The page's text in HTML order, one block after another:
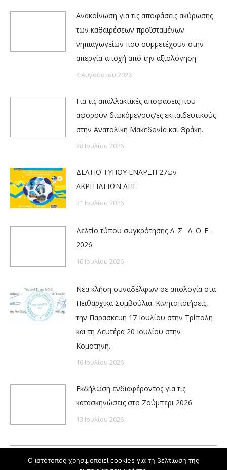
Ανακοίνωση για τις αποφάσεις ακύρωσης
των καθαιρέσεων προϊσταμένων
νηπιαγωγείων που συμμετέχουν στην
απεργία-αποχή από την αξιολόγηση
4 Αυγούστου 2026
Για τις απαλλακτικές αποφάσεις που
αφορούν διωκόμενους/ες εκπαιδευτικούς
στην Ανατολική Μακεδονία και Θράκη.
28 Ιουλίου 2026
ΔΕΛΤΙΟ ΤΥΠΟΥ ΕΝΑΡΞΗ 27ων
ΑΚΡΙΤΙΔΕΙΩΝ ΑΠΕ
21 Ιουλίου 2026
Δελτίο τύπου συγκρότησης Δ_Σ_ Δ_Ο_Ε_
2026
16 Ιουλίου 2026
Νέα κλήση συναδέλφων σε απολογία στα
Πειθαρχικά Συμβούλια. Κινητοποιήσεις,
την Παρασκευή 17 Ιουλίου στην Τρίπολη
και τη Δευτέρα 20 Ιουλίου στην
Κομοτηνή.
16 Ιουλίου 2026
Εκδήλωση ενδιαφέροντος για τις
κατασκηνώσεις στο Ζούμπερι 2026
13 Ιουλίου 2026
Ο ιστότοπος χρησιμοποιεί cookies για τη βελτίωση της